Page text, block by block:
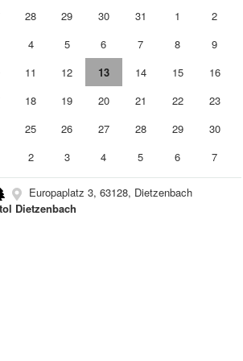
28 29 30 31 1
2
4 5 6 7 8
9
11 12 13 14 15
16
18 19 20 21 22
23
25 26 27 28 29
30
2 3 4 5 6 7
Europaplatz 3, 63128, Dietzenbach
Dietzenbach